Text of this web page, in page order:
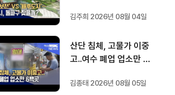
김주희 2026년 08월 04일
산단 침체, 고물가 이중
고..여수 폐업 업소만 6
김종태 2026년 08월 05일